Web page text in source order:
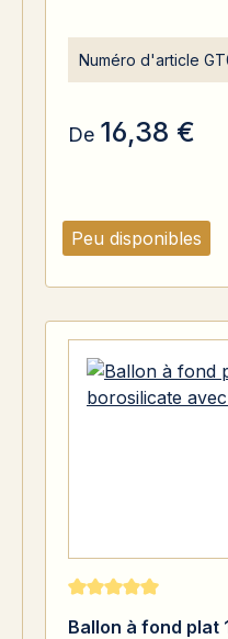
Peu disponibles
Numéro d'article
De 16,38 €
Note moyenne de
Ballon à fond plat